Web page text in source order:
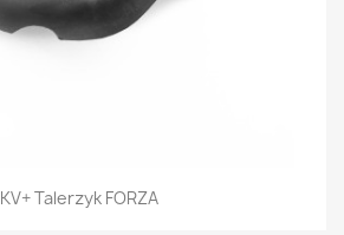
KV+ Talerzyk FORZA